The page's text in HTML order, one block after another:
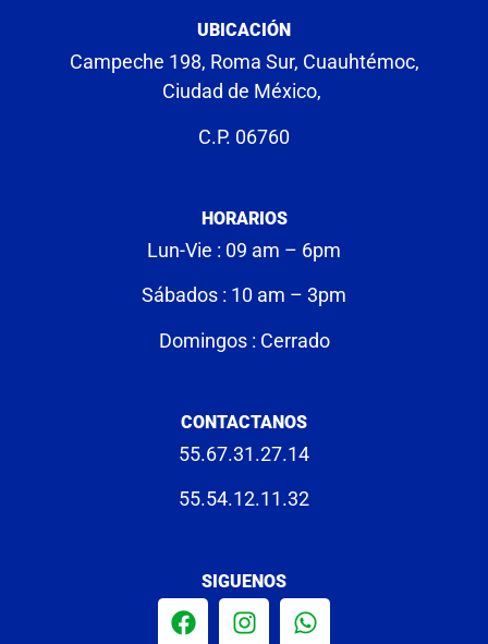
UBICACIÓN
Campeche 198, Roma Sur, Cuauhtémoc,
Ciudad de México,
C.P. 06760
HORARIOS
Lun-Vie : 09 am – 6pm
Sábados : 10 am – 3pm
Domingos : Cerrado
CONTACTANOS
55.67.31.27.14
55.54.12.11.32
SIGUENOS